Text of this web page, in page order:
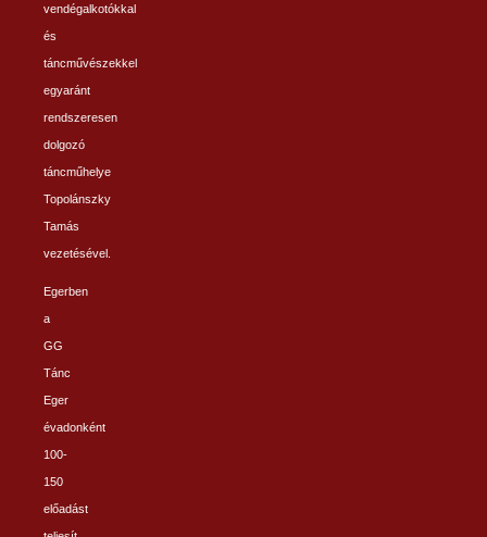
vendégalkotókkal
és
táncművészekkel
egyaránt
rendszeresen
dolgozó
táncműhelye
Topolánszky
Tamás
vezetésével.
Egerben
a
GG
Tánc
Eger
évadonként
100-
150
előadást